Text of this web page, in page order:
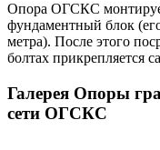
Опора ОГСКС
фундаментный блок
метра). После этого
болтах прикрепляется
Галерея Опоры
сети ОГСКС